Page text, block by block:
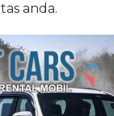
anda.